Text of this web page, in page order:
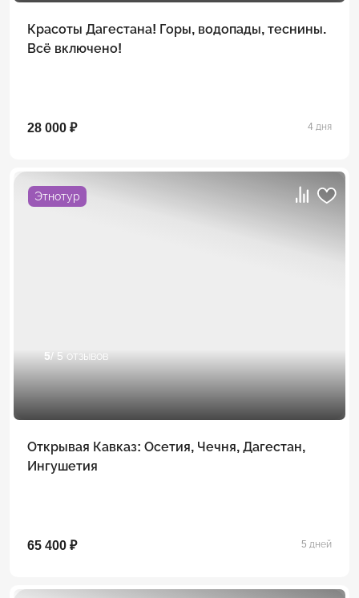
Красоты Дагестана! Горы, водопады, теснины.
Всё включено!
28 000 ₽ 4 дня
Этнотур
5/ 5 отзывов
Открывая Кавказ: Осетия, Чечня, Дагестан,
Ингушетия
65 400 ₽ 5 дней